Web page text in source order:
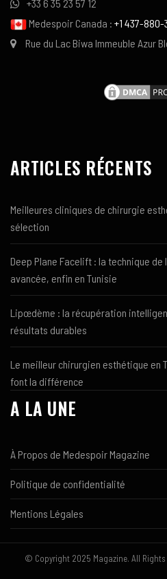
+33 6 35 23 57 12
Medespoir Canada : +1 437-880-
Rue du Lac Biwa Immeuble Azur
ARTICLES RÉCENTS
Meilleures cliniques de chirurgie
sélection
Deep Plane Facelift : la technique
avancée, enfin en Tunisie
Lipœdème : la récupération
résultats durables
Le meilleur chirurgien esthétique en
font la différence
A LA UNE
À Propos de Medespoir Magazine
Politique de confidentialité
Mentions Légales
© Copyright 2025 Magazine. All Rights